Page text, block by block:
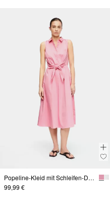
Popeline-Kleid mit Schleifen-Detail
99,99 €